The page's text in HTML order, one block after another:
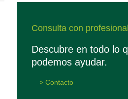
Consulta con
Descubre en todo lo
podemos ayudar.
> Contacto